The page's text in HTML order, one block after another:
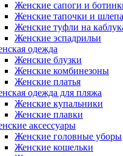
Женские сапоги и
Женские тапочки и
Женские туфли на
Женские эспадрильи
одежда
Женские блузки
Женские комбинезоны
Женские платья
одежда для пляжа
Женские купальники
Женские плавки
аксессуары
Женские головные уборы
Женские кошельки